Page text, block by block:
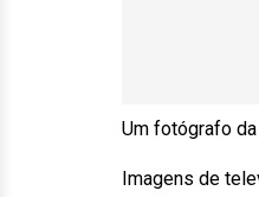
Um fotógrafo
Imagens de